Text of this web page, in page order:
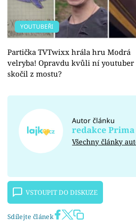
YOUTUBEŘI
Partička TVTwixx hrála hru Modrá
velryba! Opravdu kvůli ní youtuber
skočil z mostu?
Autor článku
redakce
Všechny články
VSTOUPIT DO DISKUZE
Sdílejte článek